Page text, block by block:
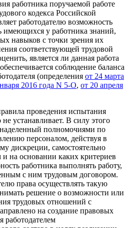
работника поручаемой работе
кодекса Российской
работодателю возможность
имеющихся у работника знаний,
навыков с точки зрения их
соответствующей трудовой
является ли данная работа
соблюдение баланса
(определения от 24 марта
2016 года N 5-О, от 20 апреля
проведения испытания
не устанавливает. В силу этого
наделенный полномочиями по
персоналом, действуя в
дискреции, самостоятельно
и на основании каких критериев
работника выполнять работу,
с ним трудовым договором.
права осуществлять такую
решение о возможности или
трудовых отношений с
на создание правовых
работодателем